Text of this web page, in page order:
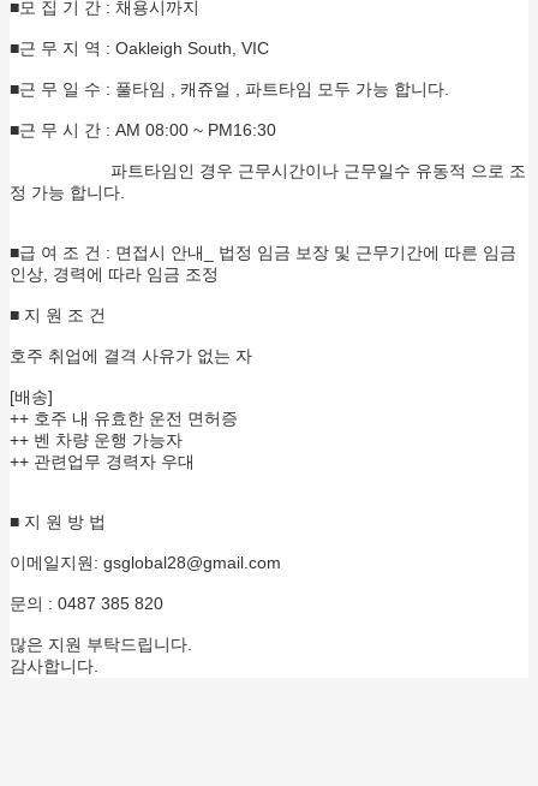
■모 집 기 간 : 채용시까지
■근 무 지 역 : Oakleigh South, VIC
■근 무 일 수 : 풀타임 , 캐쥬얼 , 파트타임 모두 가능 합니다.
■근 무 시 간 : AM 08:00 ~ PM16:30
파트타임인 경우 근무시간이나 근무일수 유동적 으로 조
정 가능 합니다.
■급 여 조 건 : 면접시 안내_ 법정 임금 보장 및 근무기간에 따른 임금
인상, 경력에 따라 임금 조정
■ 지 원 조 건
호주 취업에 결격 사유가 없는 자
[배송]
++ 호주 내 유효한 운전 면허증
++ 벤 차량 운행 가능자
++ 관련업무 경력자 우대
■ 지 원 방 법
이메일지원: gsglobal28@gmail.com
문의 : 0487 385 820
많은 지원 부탁드립니다.
감사합니다.